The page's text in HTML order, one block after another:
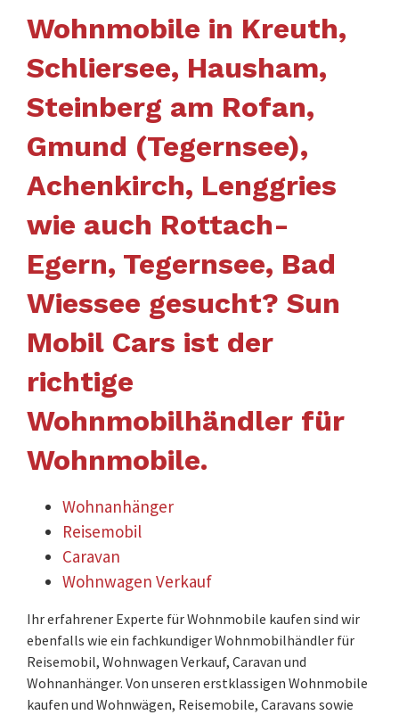
Wohnmobile in Kreuth,
Schliersee, Hausham,
Steinberg am Rofan,
Gmund (Tegernsee),
Achenkirch, Lenggries
wie auch Rottach-
Egern, Tegernsee, Bad
Wiessee gesucht? Sun
Mobil Cars ist der
richtige
Wohnmobilhändler für
Wohnmobile.
Wohnanhänger
Reisemobil
Caravan
Wohnwagen Verkauf
Ihr erfahrener Experte für Wohnmobile kaufen sind wir
ebenfalls wie ein fachkundiger Wohnmobilhändler für
Reisemobil, Wohnwagen Verkauf, Caravan und
Wohnanhänger. Von unseren erstklassigen Wohnmobile
kaufen und Wohnwägen, Reisemobile, Caravans sowie